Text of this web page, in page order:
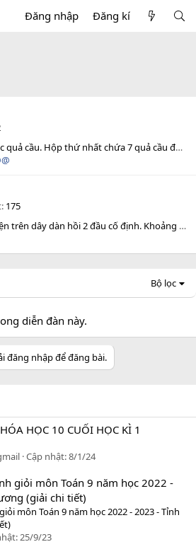
Đăng nhập Đăng kí
Có hai hộp chứa các quả cầu. Hộp thứ nhất chứa 7 quả cầu đỏ và 5 quả cầu màu xanh, hộp thứ hai chứa 6 quả cầu đỏ và 4 quả cầu màu xanh. Lấy ngẫu nhiên
175
Sóng dừng xuất hiện trên dây dàn hồi 2 đầu cố định. Khoảng thời gian liên tiếp ngắn...
Bộ lọc
diễn đàn này.
đăng nhập để đăng bài.
HỌC 10 CUỐI HỌC KÌ 1
Cập nhật:8/1/24
giỏi môn Toán 9 năm học 2022 -
(giải chi tiết)
môn Toán 9 năm học 2022 - 2023 - Tỉnh
25/9/23